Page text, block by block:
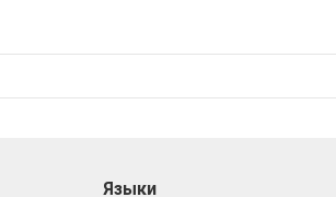
Языки